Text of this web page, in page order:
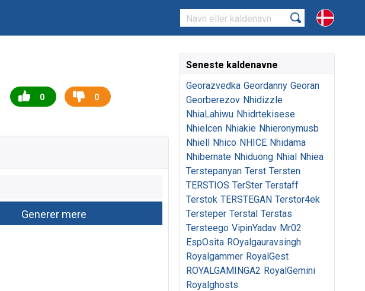
0 0
Seneste kaldenavne
Georazvedka Geordanny Georan
Georberezov Nhidizzle
NhiaLahiwu Nhidrtekisese
Nhielcen Nhiakie Nhieronymusb
Nhiell Nhico NHICE Nhidama
Nhibernate Nhiduong Nhial Nhiea
Terstepanyan Terst Tersten
TERSTIOS TerSter Terstaff
Terstok TERSTEGAN Terstor4ek
Tersteper Terstal Terstas
Tersteego VipinYadav Mr02
EspOsita ROyalgauravsingh
Royalgammer RoyalGest
ROYALGAMINGA2 RoyalGemini
Royalghosts